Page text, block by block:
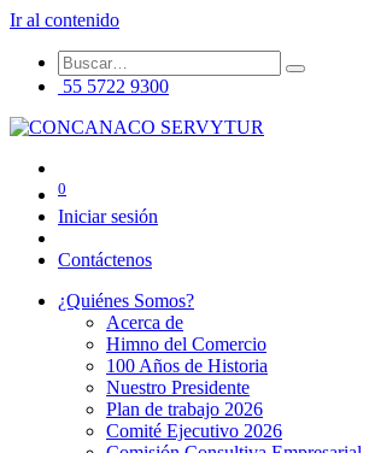
Ir al contenido
55 5722 9300
0
Iniciar sesión
Contáctenos
¿Quiénes Somos?
Acerca de
Himno del Comercio
100 Años de Historia
Nuestro Presidente
Plan de trabajo 2026
Comité Ejecutivo 2026